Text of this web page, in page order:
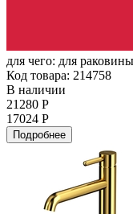
для чего: для раковины
Код товара: 214758
В наличии
21280 Р
17024 Р
Подробнее